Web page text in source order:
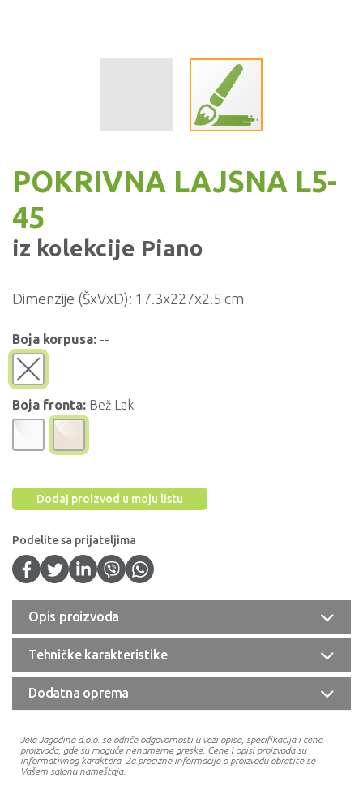
POKRIVNA LAJSNA L5-
45
iz kolekcije Piano
Dimenzije (ŠxVxD): 17.3x227x2.5 cm
Boja korpusa: --
Boja fronta: Bež Lak
Dodaj proizvod u moju listu
Podelite sa prijateljima
Opis proizvoda
Tehničke karakteristike
Dodatna oprema
Jela Jagodina d.o.o. se odriče odgovornosti u vezi opisa, specifikacija i cena
proizvoda, gde su moguće nenamerne greske. Cene i opisi proizvoda su
informativnog karaktera. Za precizne informacije o proizvodu obratite se
Vašem salonu nameštaja.